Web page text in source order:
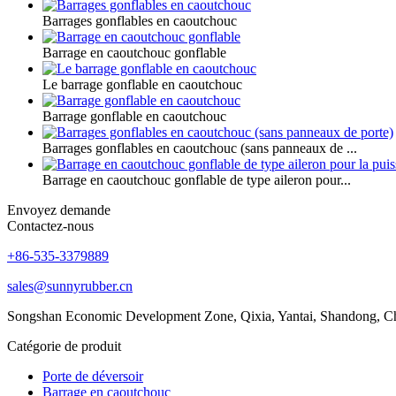
Barrages gonflables en caoutchouc
Barrage en caoutchouc gonflable
Le barrage gonflable en caoutchouc
Barrage gonflable en caoutchouc
Barrages gonflables en caoutchouc (sans panneaux de ...
Barrage en caoutchouc gonflable de type aileron pour...
Envoyez demande
Contactez-nous
+86-535-3379889
sales@sunnyrubber.cn
Songshan Economic Development Zone, Qixia, Yantai, Shandong,
Catégorie de produit
Porte de déversoir
Barrage en caoutchouc